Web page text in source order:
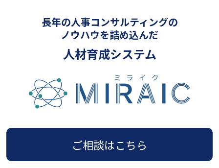
長年の人事コンサルティングの
ノウハウを詰め込んだ
人材育成システム
ご相談はこちら